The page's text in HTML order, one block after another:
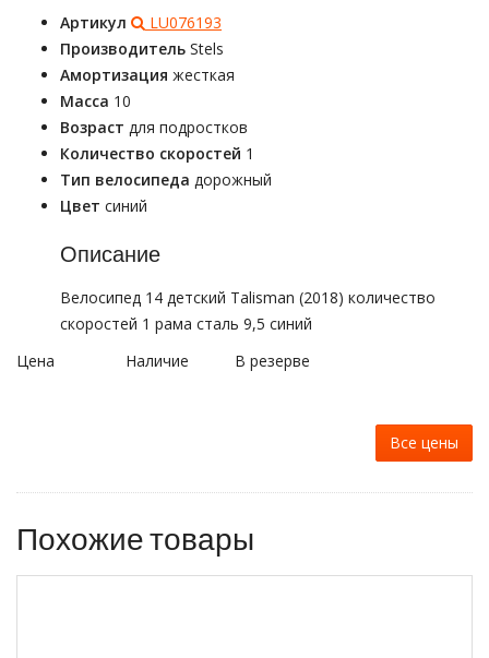
Артикул
LU076193
Производитель Stels
Амортизация жесткая
Масса 10
Возраст для подростков
Количество скоростей 1
Тип велосипеда дорожный
Цвет синий
Описание
Велосипед 14 детский Talisman (2018) количество
скоростей 1 рама сталь 9,5 синий
Цена
Наличие В резерве
Все цены
Похожие товары